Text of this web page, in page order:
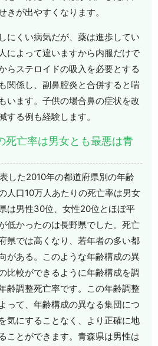
きが出やすくなります。
にくい病気だが、薬は進歩してい
によって違いますから内服だけで
らステロイドの吸入を必要とする
関係し、副鼻腔炎と合併すると喘
います。子供の場合鼻の症状を改
する例も経験します。
死亡率は男女とも最悪は青
した2010年の都道府県別の年齢
人口10万人あたりの死亡率は男女
は男性30位、女性20位とほぼ平
低かったのは長野県でした。死亡
県では高くなり、若年者の多い都
がある。このような年齢構成の異
比較ができるように年齢構成を調
齢調整死亡率です。この年齢調整
って、年齢構成の異なる集団につ
気にすることなく、より正確に地
ことができます。青森県は男性は